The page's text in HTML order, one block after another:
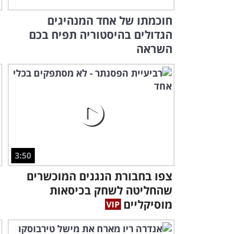
חוכמתו של אחד המנהיגים
הגדולים בהיסטוריה תפיח בכם
השראה
3:50
צפו בחבורת הנגנים המוכשרים
שהחליטה לשחק בכיסאות
מוסיקליים